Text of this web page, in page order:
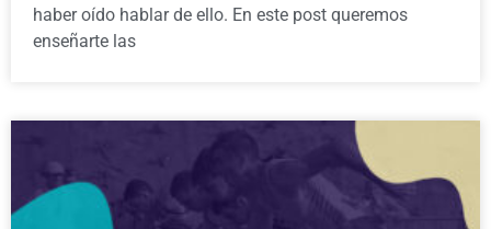
haber oído hablar de ello. En este post queremos
enseñarte las